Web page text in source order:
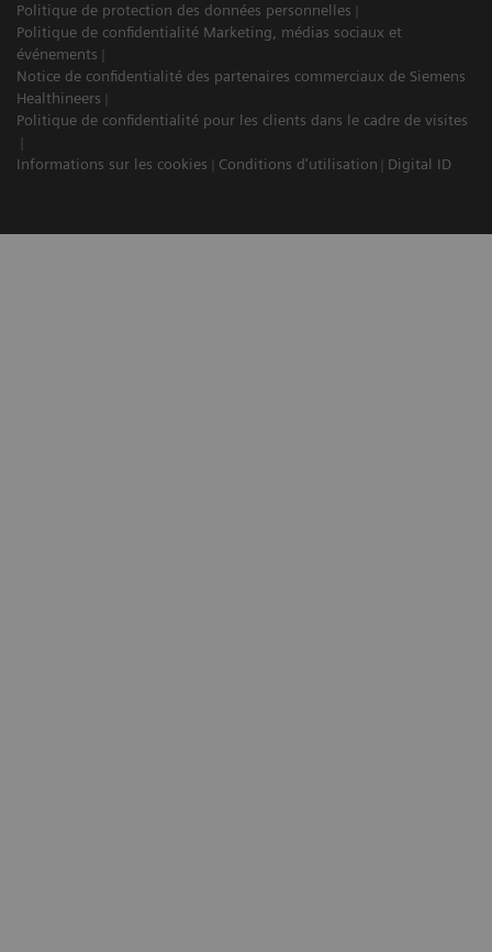
Politique de protection des données personnelles
Politique de confidentialité Marketing, médias sociaux et
événements
Notice de confidentialité des partenaires commerciaux de Siemens
Healthineers
Politique de confidentialité pour les clients dans le cadre de visites
Informations sur les cookies Conditions d'utilisation Digital ID